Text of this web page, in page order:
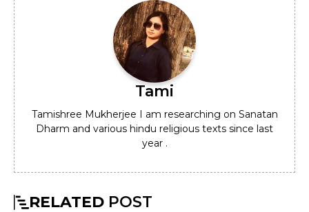
Tami
Tamishree Mukherjee I am researching on Sanatan
Dharm and various hindu religious texts since last
year .
RELATED POST